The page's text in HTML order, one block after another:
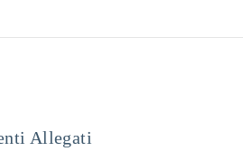
Allegati